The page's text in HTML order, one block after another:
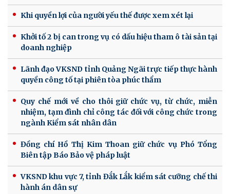
Khi quyền lợi của người yếu thế được xem xét lại
Khởi tố 2 bị can trong vụ có dấu hiệu tham ô tài sản tại
doanh nghiệp
Lãnh đạo VKSND tỉnh Quảng Ngãi trực tiếp thực hành
quyền công tố tại phiên tòa phúc thẩm
Quy chế mới về cho thôi giữ chức vụ, từ chức, miễn
nhiệm, tạm đình chỉ công tác đối với công chức trong
ngành Kiểm sát nhân dân
Đồng chí Hồ Thị Kim Thoan giữ chức vụ Phó Tổng
Biên tập Báo Bảo vệ pháp luật
VKSND khu vực 7, tỉnh Đắk Lắk kiểm sát cưỡng chế thi
hành án dân sự